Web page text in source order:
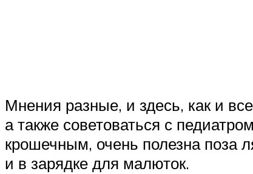
Мнения разные, и здесь, как и
а также советоваться с
крошечным, очень полезна поза
и в зарядке для малюток.